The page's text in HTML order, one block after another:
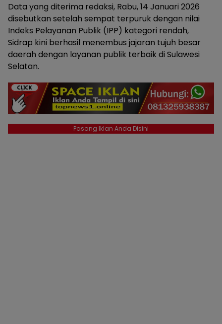
Data yang diterima redaksi, Rabu, 14 Januari 2026
disebutkan setelah sempat terpuruk dengan nilai
Indeks Pelayanan Publik (IPP) kategori rendah,
Sidrap kini berhasil menembus jajaran tujuh besar
daerah dengan layanan publik terbaik di Sulawesi
Selatan.
Pasang Iklan Anda Disini